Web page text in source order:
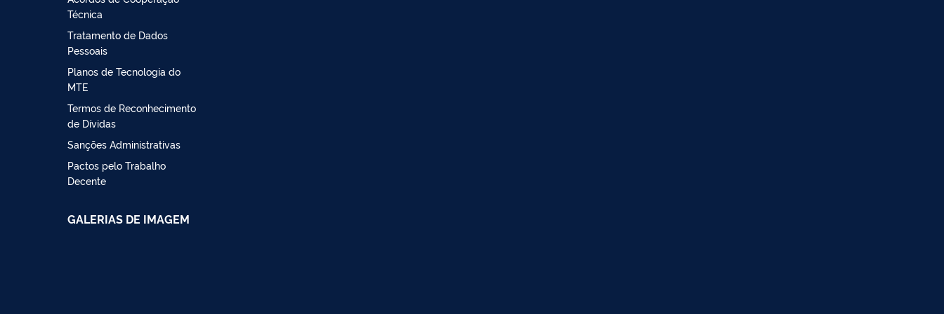
Técnica
Tratamento de Dados
Pessoais
Planos de Tecnologia do
MTE
Termos de Reconhecimento
de Dívidas
Sanções Administrativas
Pactos pelo Trabalho
Decente
GALERIAS DE IMAGEM